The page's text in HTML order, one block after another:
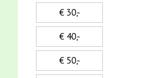
€ 30,-
€ 40,-
€ 50,-